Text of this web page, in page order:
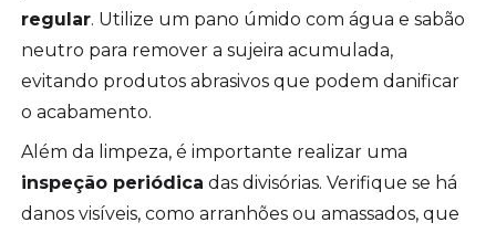
regular. Utilize um pano úmido com água e sabão
neutro para remover a sujeira acumulada,
evitando produtos abrasivos que podem danificar
o acabamento.
Além da limpeza, é importante realizar uma
inspeção periódica das divisórias. Verifique se há
danos visíveis, como arranhões ou amassados, que